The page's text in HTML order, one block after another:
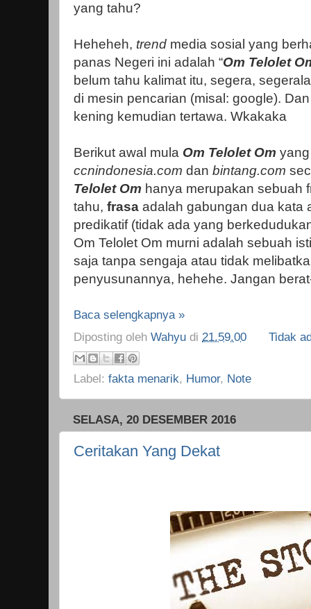
yang tahu?
Heheheh, trend media sosial yang
panas Negeri ini adalah “Om Telolet
belum tahu kalimat itu, segera,
di mesin pencarian (misal: google).
kening kemudian tertawa. Wkakaka
Berikut awal mula Om Telolet Om
ccnindonesia.com dan bintang.com
Telolet Om hanya merupakan sebuah
tahu, frasa adalah gabungan dua kata
predikatif (tidak ada yang
Om Telolet Om murni adalah sebuah
saja tanpa sengaja atau tidak
penyusunannya, hehehe. Jangan
Baca selengkapnya »
Diposting oleh Wahyu di 21.59.00 Tidak
Label: fakta menarik, Humor, Note
SELASA, 20 DESEMBER 2016
Ceritakan Yang Dekat